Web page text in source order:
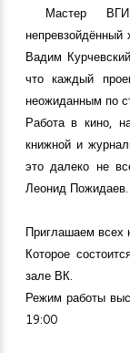
Мастер
непревзойдённый
Вадим
что каждый
неожиданным по
Работа в кино,
книжной и
это далеко не
Леонид Пожидаев.
Приглашаем всех
Которое
зале ВК.
Режим работы
19:00